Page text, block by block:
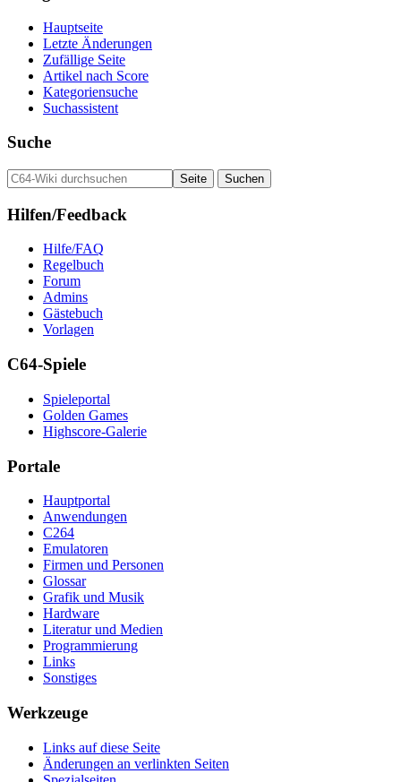
Hauptseite
Letzte Änderungen
Zufällige Seite
Artikel nach Score
Kategoriensuche
Suchassistent
Suche
Hilfen/Feedback
Hilfe/FAQ
Regelbuch
Forum
Admins
Gästebuch
Vorlagen
C64-Spiele
Spieleportal
Golden Games
Highscore-Galerie
Portale
Hauptportal
Anwendungen
C264
Emulatoren
Firmen und Personen
Glossar
Grafik und Musik
Hardware
Literatur und Medien
Programmierung
Links
Sonstiges
Werkzeuge
Links auf diese Seite
Änderungen an verlinkten Seiten